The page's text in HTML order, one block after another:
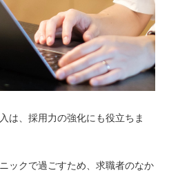
は、採用力の強化にも役立ちま
ックで過ごすため、求職者のなか